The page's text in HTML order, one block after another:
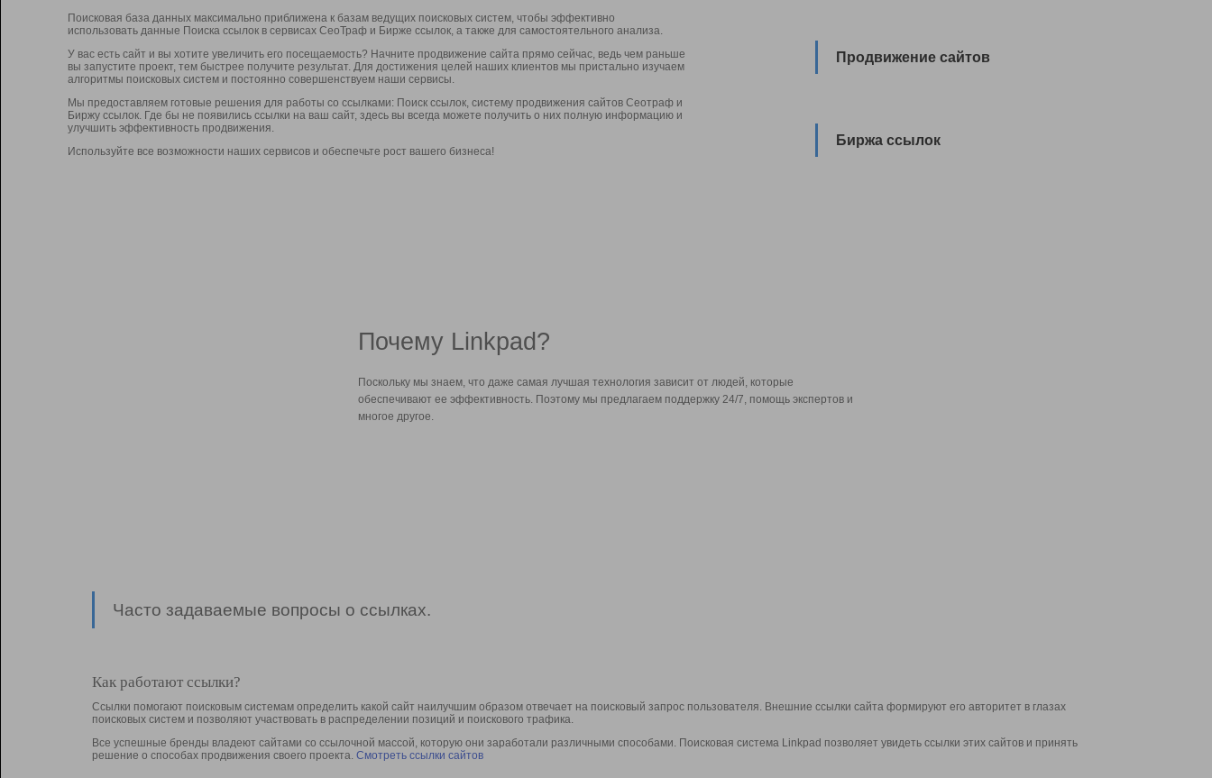
Поисковая база данных максимально приближена к базам ведущих поисковых систем, чтобы эффективно
использовать данные Поиска ссылок в сервисах СеоТраф и Бирже ссылок, а также для самостоятельного анализа.
У вас есть сайт и вы хотите увеличить его посещаемость? Начните продвижение сайта прямо сейчас, ведь чем раньше
вы запустите проект, тем быстрее получите результат. Для достижения целей наших клиентов мы пристально изучаем
алгоритмы поисковых систем и постоянно совершенствуем наши сервисы.
Мы предоставляем готовые решения для работы со ссылками: Поиск ссылок, систему продвижения сайтов Сеотраф и
Биржу ссылок. Где бы не появились ссылки на ваш сайт, здесь вы всегда можете получить о них полную информацию и
улучшить эффективность продвижения.
Используйте все возможности наших сервисов и обеспечьте рост вашего бизнеса!
Продвижение сайтов
Биржа ссылок
Почему Linkpad?
Поскольку мы знаем, что даже самая лучшая технология зависит от людей, которые
обеспечивают ее эффективность. Поэтому мы предлагаем поддержку 24/7, помощь экспертов и
многое другое.
Часто задаваемые вопросы о ссылках.
Как работают ссылки?
Ссылки помогают поисковым системам определить какой сайт наилучшим образом отвечает на поисковый запрос пользователя. Внешние ссылки сайта формируют его авторитет в глазах
поисковых систем и позволяют участвовать в раcпределении позиций и поискового трафика.
Все успешные бренды владеют сайтами со ссылочной массой, которую они заработали различными способами. Поисковая система Linkpad позволяет увидеть ссылки этих сайтов и принять
решение о способах продвижения своего проекта. Смотреть ссылки сайтов